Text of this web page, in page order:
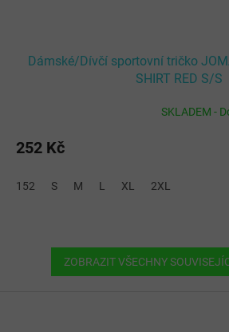
Dámské/Dívčí sportovní tričko
SHIRT RED S/S
SKLADEM -
252 Kč
152 S M L XL 2XL
ZOBRAZIT VŠECHNY